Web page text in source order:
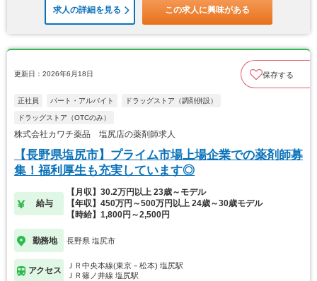
求人の詳細を見る この求人に興味がある
更新日：2026年6月18日 保存する
正社員 パート・アルバイト ドラッグストア（調剤併設）
ドラッグストア（OTCのみ）
株式会社カワチ薬品 塩尻店の薬剤師求人
【長野県塩尻市】プライム市場上場企業での薬剤師募
集！福利厚生も充実しています◎
給与
【月収】30.2万円以上 23歳～モデル
【年収】450万円～500万円以上 24歳～30歳モデル
【時給】1,800円～2,500円
勤務地 長野県 塩尻市
アクセス
ＪＲ中央本線(東京－松本) 塩尻駅
ＪＲ篠ノ井線 塩尻駅